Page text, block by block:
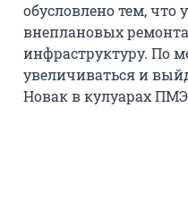
обусловлено тем, что
внеплановых
инфраструктуру. По
увеличиваться и
Новак в кулуарах